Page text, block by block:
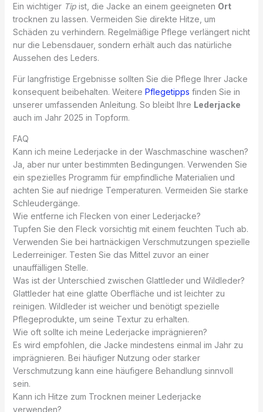
Ein wichtiger Tipist, die Jacke an einem geeigneten Ort
trocknen zu lassen. Vermeiden Sie direkte Hitze, um
Schäden zu verhindern. Regelmäßige Pflege verlängert nicht
nur die Lebensdauer, sondern erhält auch das natürliche
Aussehen des Leders.
Für langfristige Ergebnisse sollten Sie die Pflege Ihrer Jacke
konsequent beibehalten. Weitere Pflegetipps finden Sie in
unserer umfassenden Anleitung. So bleibt Ihre Lederjacke
auch im Jahr 2025 in Topform.
FAQ
Kann ich meine Lederjacke in der Waschmaschine waschen?
Ja, aber nur unter bestimmten Bedingungen. Verwenden Sie
ein spezielles Programm für empfindliche Materialien und
achten Sie auf niedrige Temperaturen. Vermeiden Sie starke
Schleudergänge.
Wie entferne ich Flecken von einer Lederjacke?
Tupfen Sie den Fleck vorsichtig mit einem feuchten Tuch ab.
Verwenden Sie bei hartnäckigen Verschmutzungen spezielle
Lederreiniger. Testen Sie das Mittel zuvor an einer
unauffälligen Stelle.
Was ist der Unterschied zwischen Glattleder und Wildleder?
Glattleder hat eine glatte Oberfläche und ist leichter zu
reinigen. Wildleder ist weicher und benötigt spezielle
Pflegeprodukte, um seine Textur zu erhalten.
Wie oft sollte ich meine Lederjacke imprägnieren?
Es wird empfohlen, die Jacke mindestens einmal im Jahr zu
imprägnieren. Bei häufiger Nutzung oder starker
Verschmutzung kann eine häufigere Behandlung sinnvoll
sein.
Kann ich Hitze zum Trocknen meiner Lederjacke
verwenden?